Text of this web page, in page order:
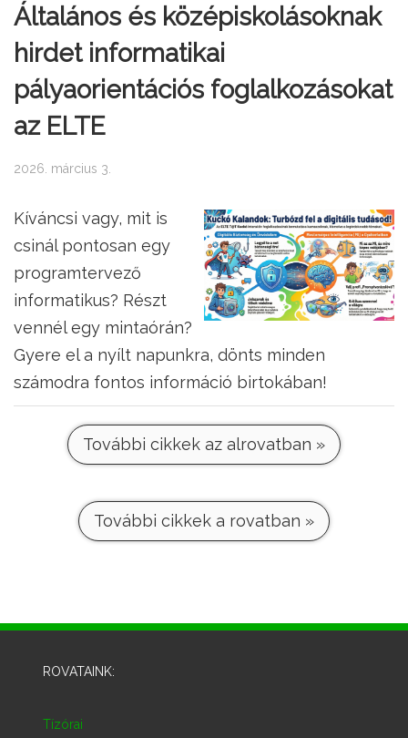
Általános és középiskolásoknak
hirdet informatikai
pályaorientációs foglalkozásokat
az ELTE
2026. március 3.
Kíváncsi vagy, mit is
csinál pontosan egy
programtervező
informatikus? Részt
vennél egy mintaórán?
Gyere el a nyílt napunkra, dönts minden
számodra fontos információ birtokában!
További cikkek az alrovatban »
További cikkek a rovatban »
ROVATAINK:
Tízórai